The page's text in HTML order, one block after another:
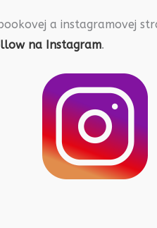
a instagramovej
na Instagram.